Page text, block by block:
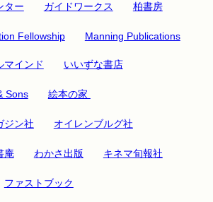
ター ガイドワークス 柏書房
Fellowship Manning Publications
マインド いいずな書店
Sons 絵本の家
ジン社 オイレンブルグ社
庵 わかさ出版 キネマ旬報社
ファストブック